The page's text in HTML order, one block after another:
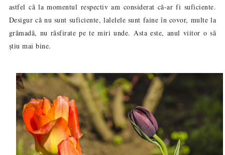
astfel că la momentul respectiv am considerat că-ar fi suficiente.
Desigur că nu sunt suficiente, lalelele sunt faine în covor, multe la
grămadă, nu răsfirate pe te miri unde. Asta este, anul viitor o să
știu mai bine.